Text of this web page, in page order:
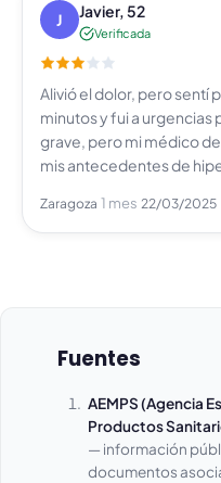
J Javier, 52
Verificada
Alivió el dolor, pero sentí
minutos y fui a urgencias
grave, pero mi médico
mis antecedentes de
Zaragoza 1 mes 22/03/2025
Fuentes
AEMPS (Agencia
Productos
— información
documentos